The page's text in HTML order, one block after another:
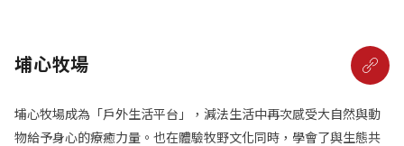
埔心牧場
埔心牧場成為「戶外生活平台」，減法生活中再次感受大自然與動
物給予身心的療癒力量。也在體驗牧野文化同時，學會了與生態共